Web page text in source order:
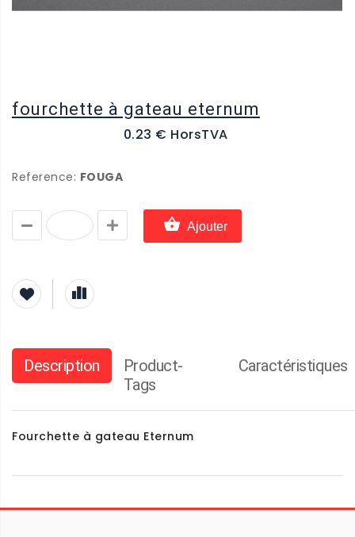
fourchette à gateau eternum
0.23 € HorsTVA
Reference: FOUGA
Ajouter
Description
Product-
Tags
Caractéristiques
Fourchette à gateau Eternum